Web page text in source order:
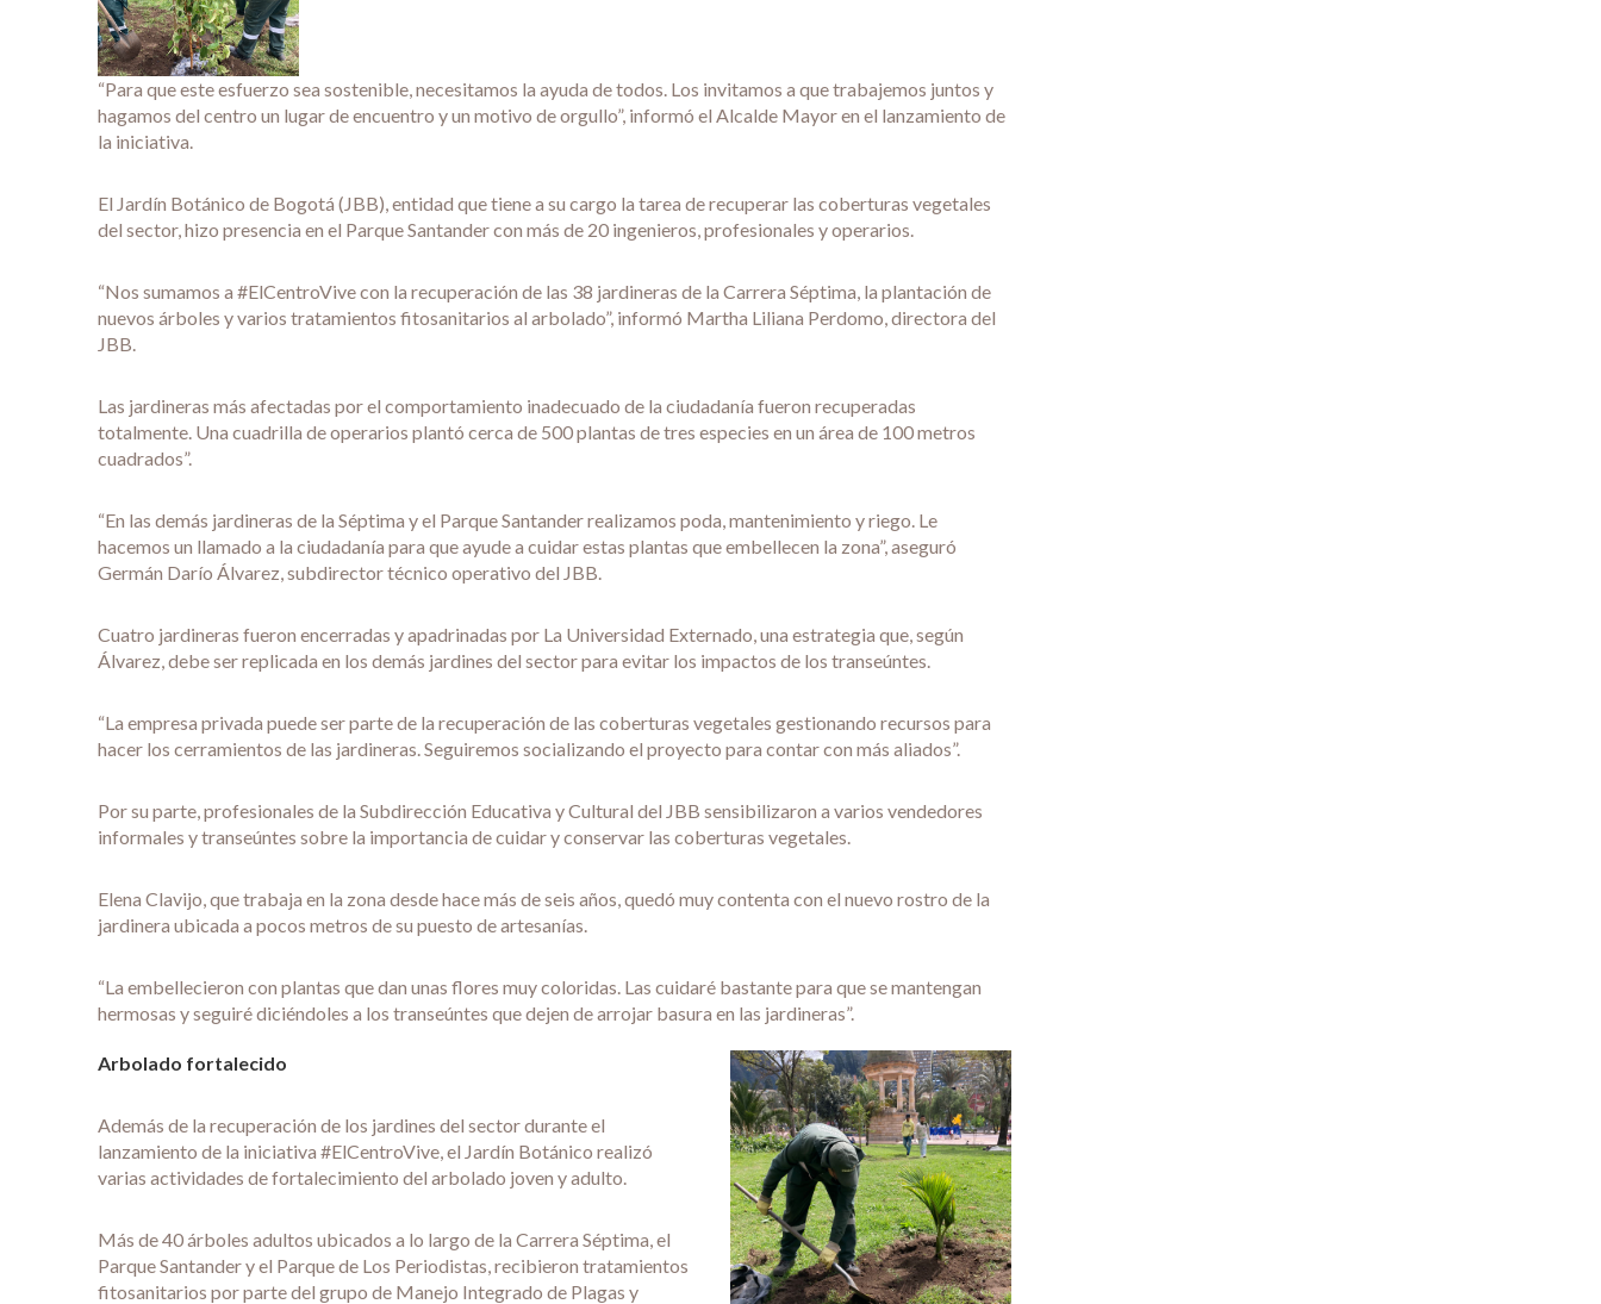
“Para que este esfuerzo sea sostenible, necesitamos la ayuda de todos. Los invitamos a que trabajemos juntos y
hagamos del centro un lugar de encuentro y un motivo de orgullo”, informó el Alcalde Mayor en el lanzamiento de
la iniciativa.
El Jardín Botánico de Bogotá (JBB), entidad que tiene a su cargo la tarea de recuperar las coberturas vegetales
del sector, hizo presencia en el Parque Santander con más de 20 ingenieros, profesionales y operarios.
“Nos sumamos a #ElCentroVive con la recuperación de las 38 jardineras de la Carrera Séptima, la plantación de
nuevos árboles y varios tratamientos fitosanitarios al arbolado”, informó Martha Liliana Perdomo, directora del
JBB.
Las jardineras más afectadas por el comportamiento inadecuado de la ciudadanía fueron recuperadas
totalmente. Una cuadrilla de operarios plantó cerca de 500 plantas de tres especies en un área de 100 metros
cuadrados”.
“En las demás jardineras de la Séptima y el Parque Santander realizamos poda, mantenimiento y riego. Le
hacemos un llamado a la ciudadanía para que ayude a cuidar estas plantas que embellecen la zona”, aseguró
Germán Darío Álvarez, subdirector técnico operativo del JBB.
Cuatro jardineras fueron encerradas y apadrinadas por La Universidad Externado, una estrategia que, según
Álvarez, debe ser replicada en los demás jardines del sector para evitar los impactos de los transeúntes.
“La empresa privada puede ser parte de la recuperación de las coberturas vegetales gestionando recursos para
hacer los cerramientos de las jardineras. Seguiremos socializando el proyecto para contar con más aliados”.
Por su parte, profesionales de la Subdirección Educativa y Cultural del JBB sensibilizaron a varios vendedores
informales y transeúntes sobre la importancia de cuidar y conservar las coberturas vegetales.
Elena Clavijo, que trabaja en la zona desde hace más de seis años, quedó muy contenta con el nuevo rostro de la
jardinera ubicada a pocos metros de su puesto de artesanías.
“La embellecieron con plantas que dan unas flores muy coloridas. Las cuidaré bastante para que se mantengan
hermosas y seguiré diciéndoles a los transeúntes que dejen de arrojar basura en las jardineras”.
Arbolado fortalecido
Además de la recuperación de los jardines del sector durante el
lanzamiento de la iniciativa #ElCentroVive, el Jardín Botánico realizó
varias actividades de fortalecimiento del arbolado joven y adulto.
Más de 40 árboles adultos ubicados a lo largo de la Carrera Séptima, el
Parque Santander y el Parque de Los Periodistas, recibieron tratamientos
fitosanitarios por parte del grupo de Manejo Integrado de Plagas y